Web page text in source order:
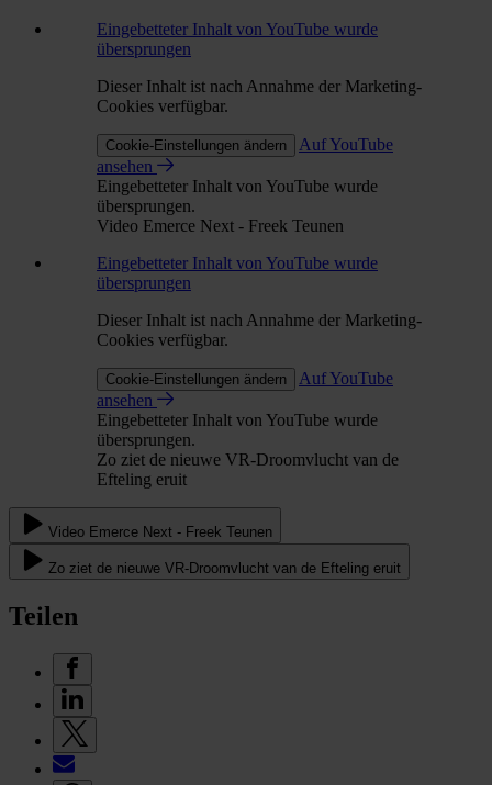
Eingebetteter Inhalt von YouTube wurde
übersprungen
Dieser Inhalt ist nach Annahme der Marketing-
Cookies verfügbar.
Cookie-Einstellungen ändern
Auf YouTube
ansehen
Eingebetteter Inhalt von YouTube wurde
übersprungen.
Video Emerce Next - Freek Teunen
Eingebetteter Inhalt von YouTube wurde
übersprungen
Dieser Inhalt ist nach Annahme der Marketing-
Cookies verfügbar.
Cookie-Einstellungen ändern
Auf YouTube
ansehen
Eingebetteter Inhalt von YouTube wurde
übersprungen.
Zo ziet de nieuwe VR-Droomvlucht van de
Efteling eruit
Video Emerce Next - Freek Teunen
Zo ziet de nieuwe VR-Droomvlucht van de Efteling eruit
Teilen